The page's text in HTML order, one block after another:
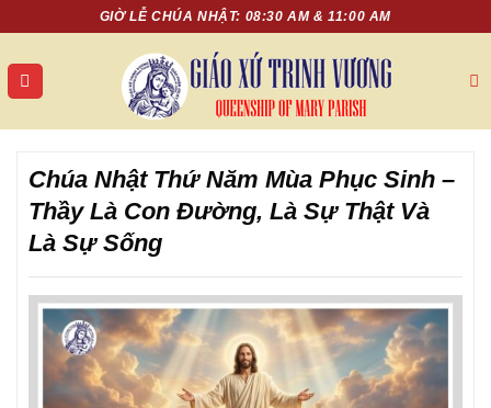
nội
dung
GIỜ LỄ CHÚA NHẬT: 08:30 AM & 11:00 AM
Chúa Nhật Thứ Năm Mùa Phục Sinh –
Thầy Là Con Đường, Là Sự Thật Và
Là Sự Sống